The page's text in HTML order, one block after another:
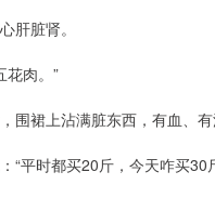
肝脏肾。
花肉。”
围裙上沾满脏东西，有血、有
“平时都买20斤，今天咋买30